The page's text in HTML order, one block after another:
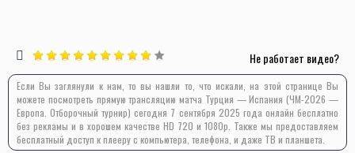
Не работает видео?
Если Вы заглянули к нам, то вы нашли то, что искали, на этой странице Вы
можете посмотреть прямую трансляцию матча Турция — Испания (ЧМ-2026 —
Европа. Отборочный турнир) сегодня 7 сентября 2025 года онлайн бесплатно
без рекламы и в хорошем качестве HD 720 и 1080p. Также мы предоставляем
бесплатный доступ к плееру с компьютера, телефона, и даже ТВ и планшета.